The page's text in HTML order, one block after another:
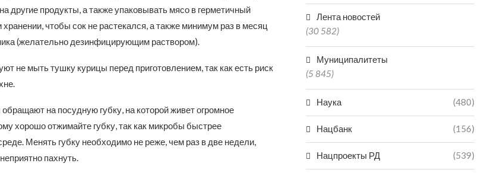
другие продукты, а также упаковывать мясо в герметичный
хранении, чтобы сок не растекался, а также минимум раз в месяц
(желательно дезинфицирующим раствором).
не мыть тушку курицы перед приготовлением, так как есть риск
на посудную губку, на которой живет огромное
хорошо отжимайте губку, так как микробы быстрее
Менять губку необходимо не реже, чем раз в две недели,
пахнуть.
Лента новостей
(30 582)
Муниципалитеты
(5 845)
Наука (480)
Нацбанк (156)
Нацпроекты РД (539)